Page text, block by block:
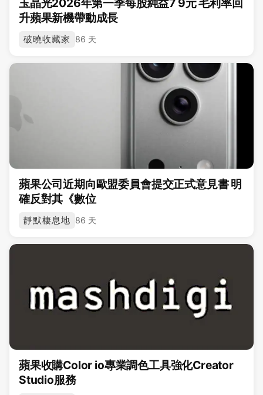
升蘋果新機帶動成長
破曉收藏家 86 天
蘋果公司近期向歐盟委員會提交正式意見書 明
確反對其《數位
靜默棲息地 86 天
蘋果收購Color io專業調色工具強化Creator
Studio服務